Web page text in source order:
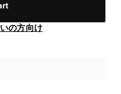
の方向け